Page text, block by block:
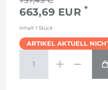
663,69 EUR *
Inhalt 1 Stück
ARTIKEL AKTUELL
AGB
WIDERRUF